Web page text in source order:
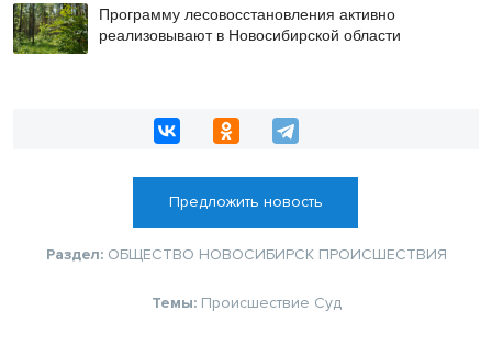
Программу лесовосстановления активно
реализовывают в Новосибирской области
Предложить новость
Раздел: ОБЩЕСТВО НОВОСИБИРСК ПРОИСШЕСТВИЯ
Темы: Происшествие Суд